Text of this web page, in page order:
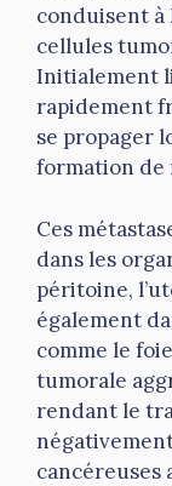
conduisent
cellules
Initialement
rapidement
se propager
formation de
Ces
dans les
péritoine,
également
comme le
tumorale
rendant le